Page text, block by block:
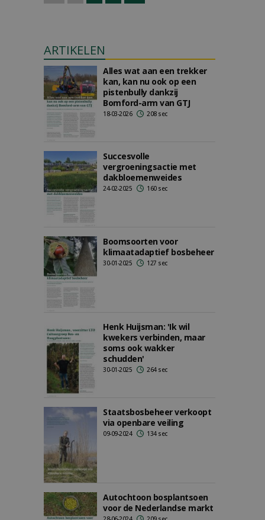
ARTIKELEN
Alles wat aan een trekker
kan, kan nu ook op een
pistenbully dankzij
Bomford-arm van GTJ
18-03-2026 208 sec
Succesvolle
vergroeningsactie met
dakbloemenweides
24-02-2025 160 sec
Boomsoorten voor
klimaatadaptief bosbeheer
30-01-2025 127 sec
Henk Huijsman: 'Ik wil
kwekers verbinden, maar
soms ook wakker
schudden'
30-01-2025 264 sec
Staatsbosbeheer verkoopt
via openbare veiling
09-09-2024 134 sec
Autochtoon bosplantsoen
voor de Nederlandse markt